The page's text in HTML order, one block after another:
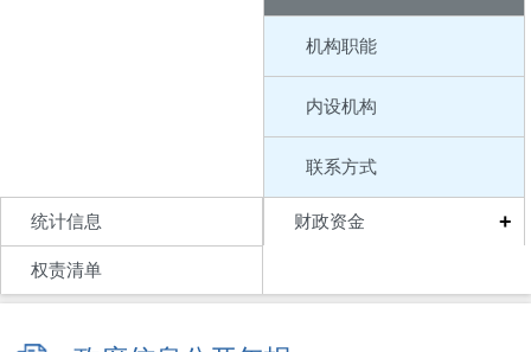
机构职能
内设机构
联系方式
统计信息 财政资金 +
权责清单